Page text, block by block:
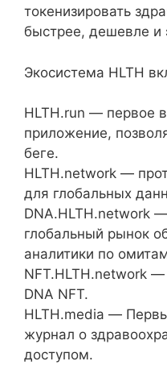
токенизировать
быстрее, дешевле и
Экосистема HLTH
HLTH.run — первое
приложение,
беге.
HLTH.network —
для глобальных
DNA.HLTH.network
глобальный рынок
аналитики по
NFT.HLTH.network
DNA NFT.
HLTH.media —
журнал о
доступом.